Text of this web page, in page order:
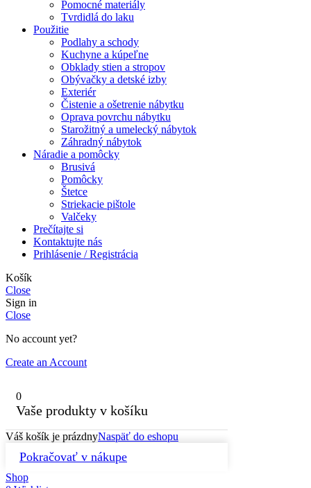
Pomocné materiály
Tvrdidlá do laku
Použitie
Podlahy a schody
Kuchyne a kúpeľne
Obklady stien a stropov
Obývačky a detské izby
Exteriér
Čistenie a ošetrenie nábytku
Oprava povrchu nábytku
Starožitný a umelecký nábytok
Záhradný nábytok
Náradie a pomôcky
Brusivá
Pomôcky
Štetce
Striekacie pištole
Valčeky
Prečítajte si
Kontaktujte nás
Prihlásenie / Registrácia
Košík
Close
Sign in
Close
No account yet?
Create an Account
0
Vaše produkty v košíku
Váš košík je prázdnyNaspäť do eshopu
Pokračovať v nákupe
Shop